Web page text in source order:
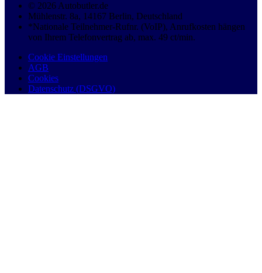
© 2026 Autobutler.de
Mühlenstr. 8a, 14167 Berlin, Deutschland
*Nationale Teilnehmer-Rufnr. (VoIP), Anrufkosten hängen
von Ihrem Telefonvertrag ab, max. 49 ct/min.
Cookie Einstellungen
AGB
Cookies
Datenschutz (DSGVO)